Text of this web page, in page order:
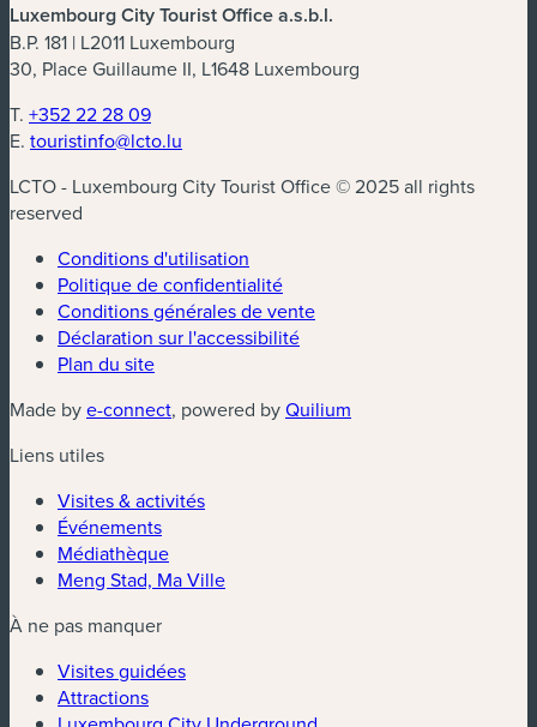
Luxembourg City Tourist Office a.s.b.l.
B.P. 181 | L2011 Luxembourg
30, Place Guillaume II, L1648 Luxembourg
T. +352 22 28 09
E. touristinfo@lcto.lu
LCTO - Luxembourg City Tourist Office © 2025 all rights
reserved
Conditions d'utilisation
Politique de confidentialité
Conditions générales de vente
Déclaration sur l'accessibilité
Plan du site
Made bye-connect(nouvelle fenêtre)
, powered byQuilium
Liens utiles
Visites & activités
Événements
Médiathèque
Meng Stad, Ma Ville
À ne pas manquer
Visites guidées
Attractions